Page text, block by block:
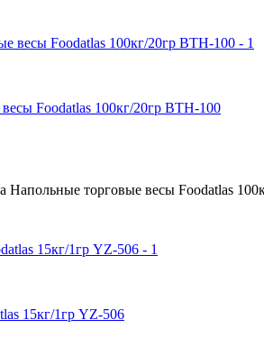
Foodatlas 100кг/20гр ВТН-100
Напольные торговые весы Foodatlas
15кг/1гр YZ-506